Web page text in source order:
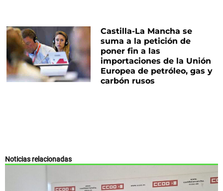
Castilla-La Mancha se
suma a la petición de
poner fin a las
importaciones de la Unión
Europea de petróleo, gas y
carbón rusos
Noticias relacionadas